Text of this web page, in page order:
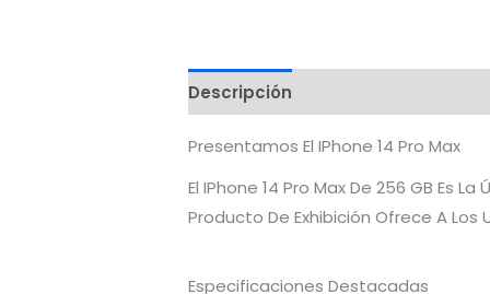
Descripción
Presentamos El IPhone 14 Pro Max
El IPhone 14 Pro Max De 256 GB Es
Producto De Exhibición Ofrece A
Especificaciones Destacadas